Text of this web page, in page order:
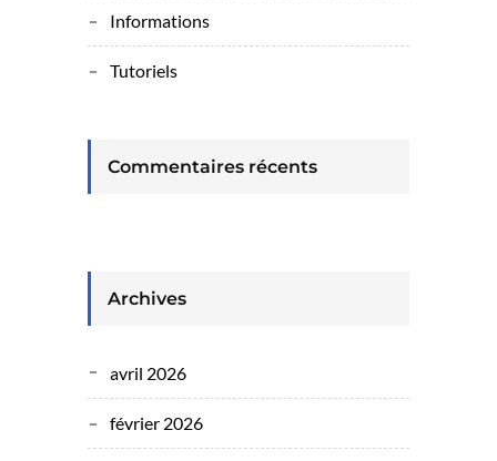
Informations
Tutoriels
Commentaires récents
Archives
avril 2026
février 2026